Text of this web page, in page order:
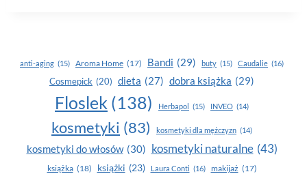
anti-aging (15) Aroma Home (17) Bandi (29) buty (15) Caudalie (16)
Cosmepick (20) dieta (27) dobra książka (29)
Floslek (138) Herbapol (15) INVEO (14)
kosmetyki (83) kosmetyki dla mężczyzn (14)
kosmetyki do włosów (30) kosmetyki naturalne (43)
książka (18) książki (23) Laura Conti (16) makijaż (17)